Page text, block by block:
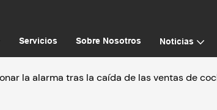
Servicios Sobre Nosotros Noticias
la alarma tras la caída de las ventas de